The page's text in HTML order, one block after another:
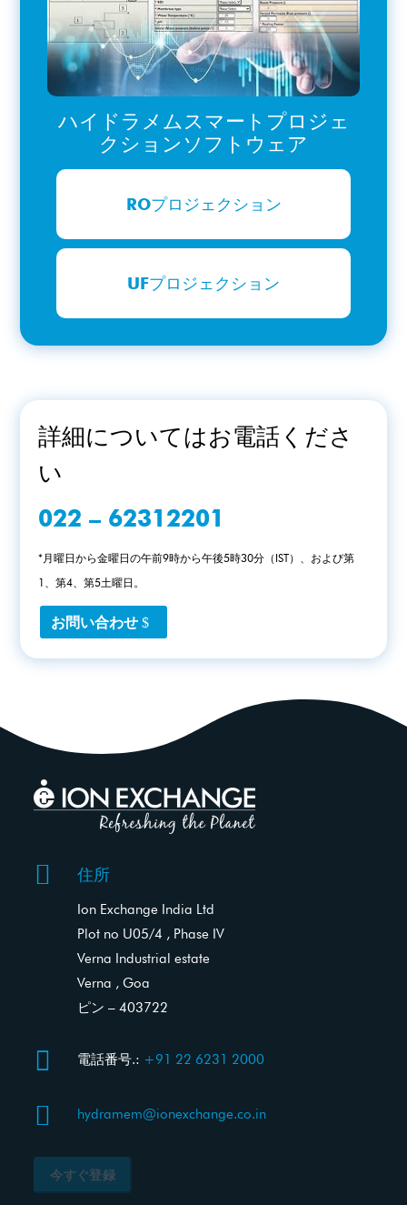
ハイドラメムスマートプロジェ
クションソフトウェア
ROプロジェクション
UFプロジェクション
詳細についてはお電話くださ
い
022 – 62312201
*月曜日から金曜日の午前9時から午後5時30分（IST）、および第
1、第4、第5土曜日。
お問い合わせ
 住所
Ion Exchange India Ltd
Plot no U05/4 , Phase IV
Verna Industrial estate
Verna , Goa
ピン – 403722
 電話番号.: +91 22 6231 2000
 hydramem@ionexchange.co.in
今すぐ登録